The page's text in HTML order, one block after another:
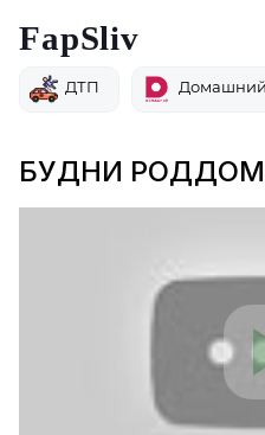
FapSliv
ДТП Домашний
БУДНИ